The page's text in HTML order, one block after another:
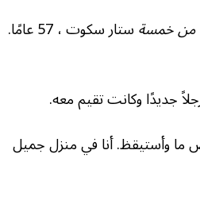
من خمسة ستار سكوت ، 57 عامًا.
ما وأستيقظ. أنا في منزل جميل